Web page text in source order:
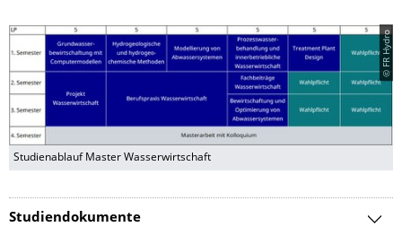
© FR Hydro
Studienablauf Master Wasserwirtschaft
Studiendokumente